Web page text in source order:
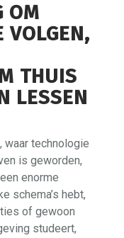
OM
VOLGEN,
THUIS
LESSEN
waar technologie
is geworden,
enorme
schema’s hebt,
of gewoon
studeert,